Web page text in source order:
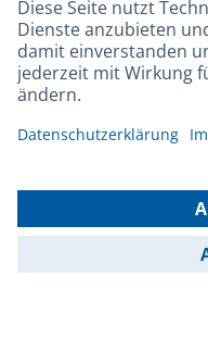
Kontakt
Barrierefreiheit
Leichte Sprache
Gebärdensprache
Kontakt